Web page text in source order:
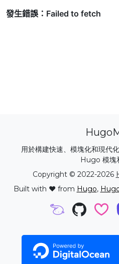
用於構建快速、模塊化和現代
Hugo 模塊
Copyright © 2022-2026
Built with ❤️ from Hugo,